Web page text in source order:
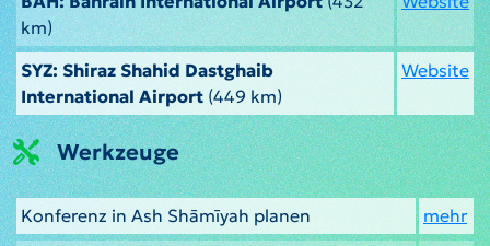
km)
SYZ: Shiraz Shahid Dastghaib
International Airport (449 km)
Website
Werkzeuge
Konferenz in Ash Shāmīyah planen
mehr